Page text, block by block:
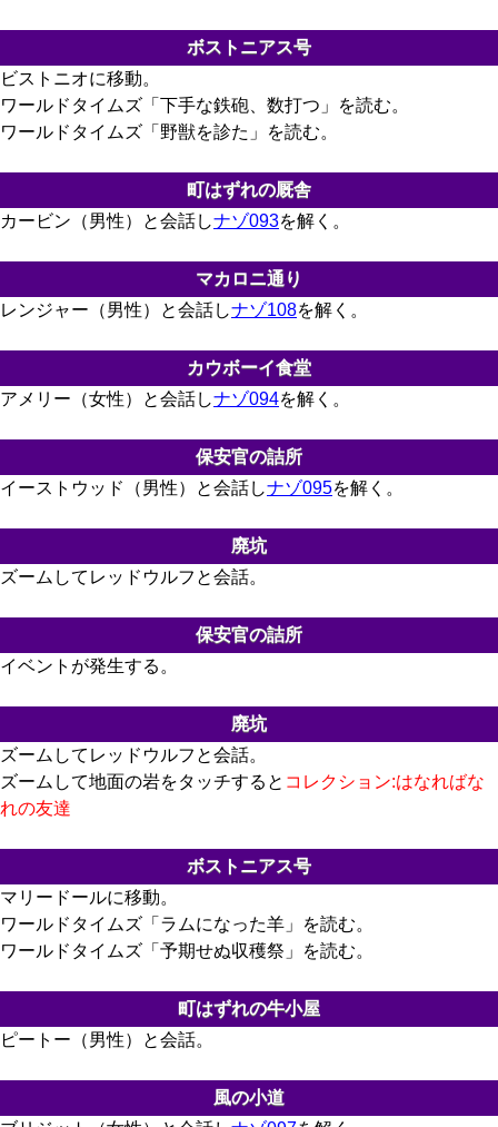
ボストニアス号
ビストニオに移動。
ワールドタイムズ「下手な鉄砲、数打つ」を読む。
ワールドタイムズ「野獣を診た」を読む。
町はずれの厩舎
カービン（男性）と会話しナゾ093を解く。
マカロニ通り
レンジャー（男性）と会話しナゾ108を解く。
カウボーイ食堂
アメリー（女性）と会話しナゾ094を解く。
保安官の詰所
イーストウッド（男性）と会話しナゾ095を解く。
廃坑
ズームしてレッドウルフと会話。
保安官の詰所
イベントが発生する。
廃坑
ズームしてレッドウルフと会話。
ズームして地面の岩をタッチすると コレクション:はなればな
れの友達
ボストニアス号
マリードールに移動。
ワールドタイムズ「ラムになった羊」を読む。
ワールドタイムズ「予期せぬ収穫祭」を読む。
町はずれの牛小屋
ピートー（男性）と会話。
風の小道